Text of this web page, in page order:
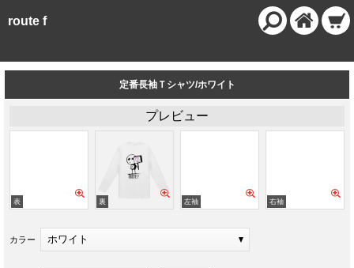
route f
定番長袖Ｔシャツ/ホワイト
プレビュー
カラー ホワイト